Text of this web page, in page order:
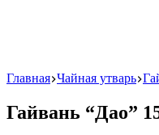
Главная Чайная утварь
Гайвань “Дао”